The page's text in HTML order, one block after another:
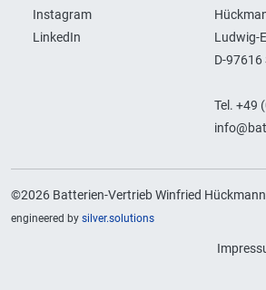
Instagram
LinkedIn
Ludwig-
D-97616
Tel. +49
©2026 Batterien-Vertrieb Winfried
engineered by silver.solutions